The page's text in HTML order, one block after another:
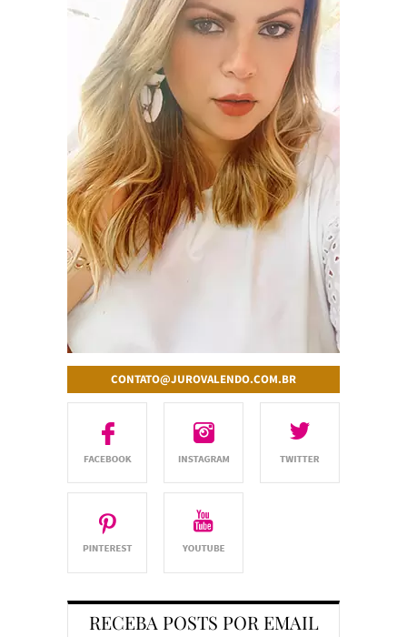
CONTATO@JUROVALENDO.COM.BR
RECEBA POSTS POR EMAIL